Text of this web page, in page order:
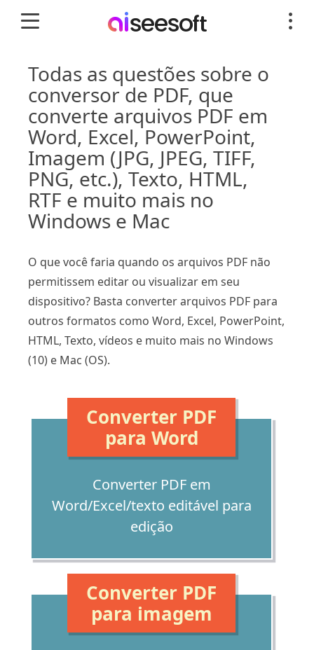
Todas as questões sobre o
conversor de PDF, que
converte arquivos PDF em
Word, Excel, PowerPoint,
Imagem (JPG, JPEG, TIFF,
PNG, etc.), Texto, HTML,
RTF e muito mais no
Windows e Mac
O que você faria quando os arquivos PDF não
permitissem editar ou visualizar em seu
dispositivo? Basta converter arquivos PDF para
outros formatos como Word, Excel, PowerPoint,
HTML, Texto, vídeos e muito mais no Windows
(10) e Mac (OS).
Converter PDF
para Word
Converter PDF em
Word/Excel/texto editável para
edição
Converter PDF
para imagem